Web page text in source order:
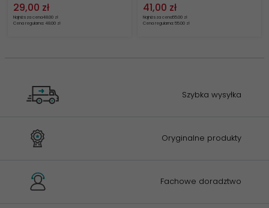
29,00 zł
Najniższa cena48.00 zł
Cena regularna: 48.00 zł
41,00 zł
Najniższa cena55.00 zł
Cena regularna: 55.00 zł
Szybka wysyłka
Oryginalne produkty
Fachowe doradztwo